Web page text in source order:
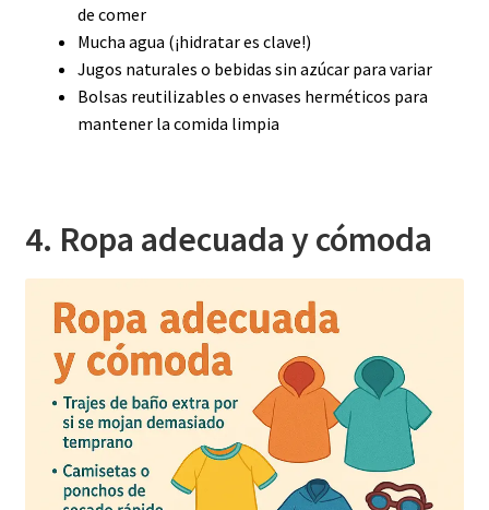
de comer
Mucha agua (¡hidratar es clave!)
Jugos naturales o bebidas sin azúcar para variar
Bolsas reutilizables o envases herméticos para
mantener la comida limpia
4. Ropa adecuada y cómoda